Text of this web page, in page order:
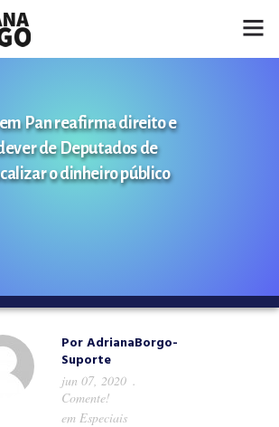
Pan reafirma direito e
de Deputados de
o dinheiro público
PorAdrianaBorgo-
Suporte
jun 07, 2020
Comente!
em Especiais